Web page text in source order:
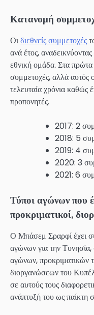
Κατανομή
Οιδιεθνείς συμμετοχές
ανά έτος,
εθνική ομάδα. Στα πρώτα
συμμετοχές, αλλά αυτός
τελευταία χρόνια καθώς
προπονητές.
2017: 2
2018: 5
2019: 4
2020: 3
2021: 6
Τύποι αγώνων που
προκριματικοί,
Ο Μπάσεμ Σραρφί έχει
αγώνων για την
αγώνων, προκριματικών
διοργανώσεων του
σε αυτούς τους
ανάπτυξή του ως παίκτη